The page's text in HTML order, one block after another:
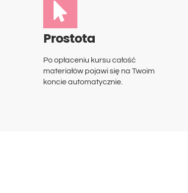
Prostota
Po opłaceniu kursu całość
materiałów pojawi się na Twoim
koncie automatycznie.